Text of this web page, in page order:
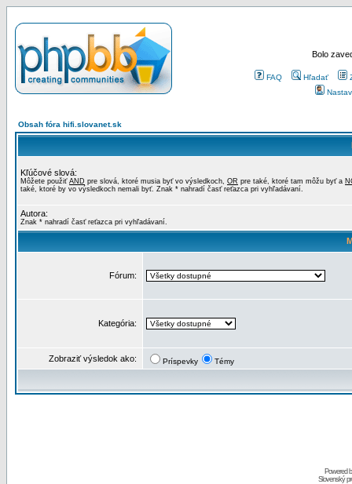
Bolo
FAQ Hľadať
Obsah fóra hifi.slovanet.sk
Kľúčové slová:
Môžete použiť AND pre slová, ktoré musia byť vo výsledkoch, OR pre také, ktoré tam môžu byť a
také, ktoré by vo výsledkoch nemali byť. Znak * nahradí časť reťazca pri vyhľadávaní.
Autora:
Znak * nahradí časť reťazca pri vyhľadávaní.
Fórum:
Kategória:
Zobraziť výsledok ako: Príspevky Témy
Powered
Slovenský